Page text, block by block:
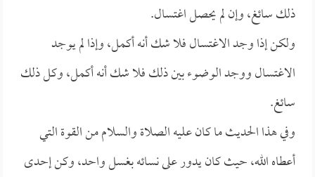
ذلك سائغ، وإن لم يحصل اغتسال.
ولكن إذا وجد الاغتسال فلا شك أنه أكمل، وإذا لم يوجد
الاغتسال ووجد الوضوء بين ذلك فلا شك أنه أكمل، وكل ذلك
سائغ.
وفي هذا الحديث ما كان عليه الصلاة والسلام من القوة التي
أعطاه الله، حيث كان يدور على نسائه بغسل واحد، وكن إحدى